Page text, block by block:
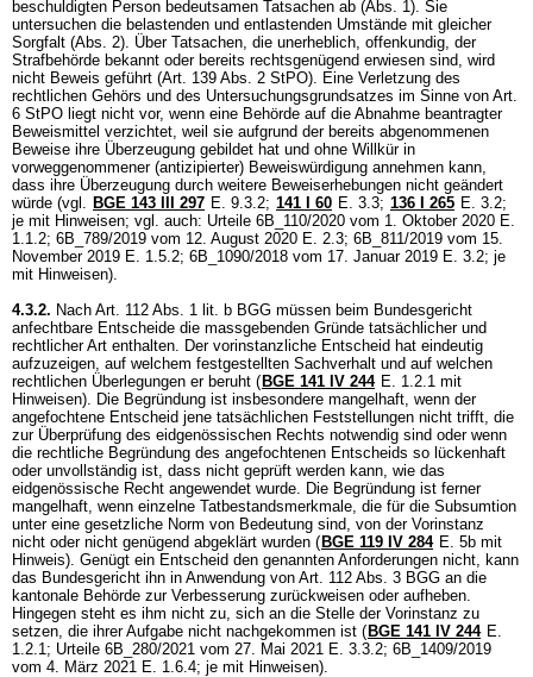
beschuldigten Person bedeutsamen Tatsachen ab (Abs. 1). Sie
untersuchen die belastenden und entlastenden Umstände mit gleicher
Sorgfalt (Abs. 2). Über Tatsachen, die unerheblich, offenkundig, der
Strafbehörde bekannt oder bereits rechtsgenügend erwiesen sind, wird
nicht Beweis geführt (Art. 139 Abs. 2 StPO). Eine Verletzung des
rechtlichen Gehörs und des Untersuchungsgrundsatzes im Sinne von Art.
6 StPO liegt nicht vor, wenn eine Behörde auf die Abnahme beantragter
Beweismittel verzichtet, weil sie aufgrund der bereits abgenommenen
Beweise ihre Überzeugung gebildet hat und ohne Willkür in
vorweggenommener (antizipierter) Beweiswürdigung annehmen kann,
dass ihre Überzeugung durch weitere Beweiserhebungen nicht geändert
würde (vgl. BGE 143 III 297 E. 9.3.2; 141 I 60 E. 3.3; 136 I 265 E. 3.2;
je mit Hinweisen; vgl. auch: Urteile 6B_110/2020 vom 1. Oktober 2020 E.
1.1.2; 6B_789/2019 vom 12. August 2020 E. 2.3; 6B_811/2019 vom 15.
November 2019 E. 1.5.2; 6B_1090/2018 vom 17. Januar 2019 E. 3.2; je
mit Hinweisen).
4.3.2. Nach Art. 112 Abs. 1 lit. b BGG müssen beim Bundesgericht
anfechtbare Entscheide die massgebenden Gründe tatsächlicher und
rechtlicher Art enthalten. Der vorinstanzliche Entscheid hat eindeutig
aufzuzeigen, auf welchem festgestellten Sachverhalt und auf welchen
rechtlichen Überlegungen er beruht ( BGE 141 IV 244 E. 1.2.1 mit
Hinweisen). Die Begründung ist insbesondere mangelhaft, wenn der
angefochtene Entscheid jene tatsächlichen Feststellungen nicht trifft, die
zur Überprüfung des eidgenössischen Rechts notwendig sind oder wenn
die rechtliche Begründung des angefochtenen Entscheids so lückenhaft
oder unvollständig ist, dass nicht geprüft werden kann, wie das
eidgenössische Recht angewendet wurde. Die Begründung ist ferner
mangelhaft, wenn einzelne Tatbestandsmerkmale, die für die Subsumtion
unter eine gesetzliche Norm von Bedeutung sind, von der Vorinstanz
nicht oder nicht genügend abgeklärt wurden ( BGE 119 IV 284 E. 5b mit
Hinweis). Genügt ein Entscheid den genannten Anforderungen nicht, kann
das Bundesgericht ihn in Anwendung von Art. 112 Abs. 3 BGG an die
kantonale Behörde zur Verbesserung zurückweisen oder aufheben.
Hingegen steht es ihm nicht zu, sich an die Stelle der Vorinstanz zu
setzen, die ihrer Aufgabe nicht nachgekommen ist ( BGE 141 IV 244 E.
1.2.1; Urteile 6B_280/2021 vom 27. Mai 2021 E. 3.3.2; 6B_1409/2019
vom 4. März 2021 E. 1.6.4; je mit Hinweisen).